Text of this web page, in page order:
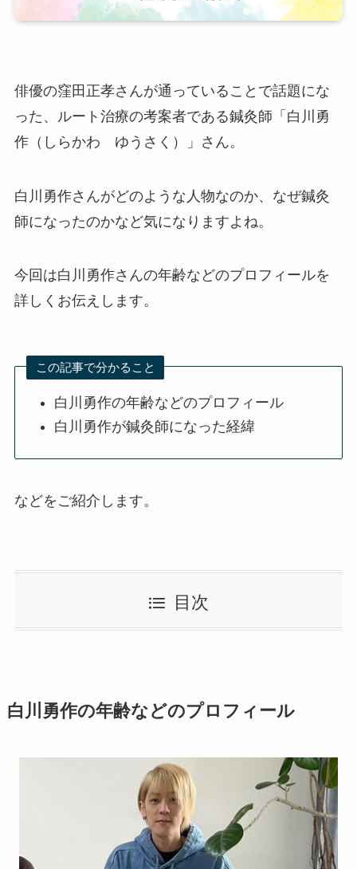
俳優の窪田正孝さんが通っていることで話題にな
った、ルート治療の考案者である鍼灸師「白川勇
作（しらかわ ゆうさく）」さん。
白川勇作さんがどのような人物なのか、なぜ鍼灸
師になったのかなど気になりますよね。
今回は白川勇作さんの年齢などのプロフィールを
詳しくお伝えします。
この記事で分かること
白川勇作の年齢などのプロフィール
白川勇作が鍼灸師になった経緯
などをご紹介します。
目次
白川勇作の年齢などのプロフィール